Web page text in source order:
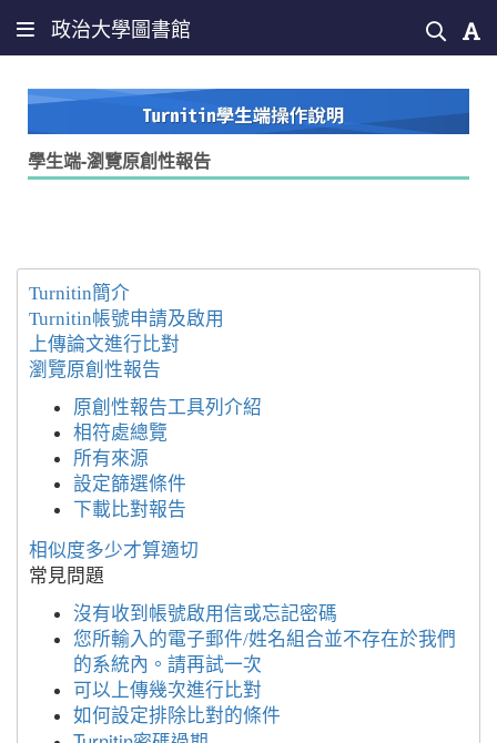
政治大學圖書館
學生端-瀏覽原創性報告
Turnitin簡介
Turnitin帳號申請及啟用
上傳論文進行比對
瀏覽原創性報告
原創性報告工具列介紹
相符處總覽
所有來源
設定篩選條件
下載比對報告
相似度多少才算適切
常見問題
沒有收到帳號啟用信或忘記密碼
您所輸入的電子郵件/姓名組合並不存在於我們
的系統內。請再試一次
可以上傳幾次進行比對
如何設定排除比對的條件